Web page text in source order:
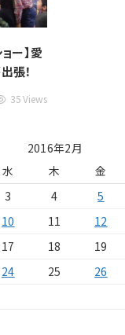
ー】愛
張！
35 Views
2016年2月
水 木 金
3 4 5
10 11 12
17 18 19
24 25 26